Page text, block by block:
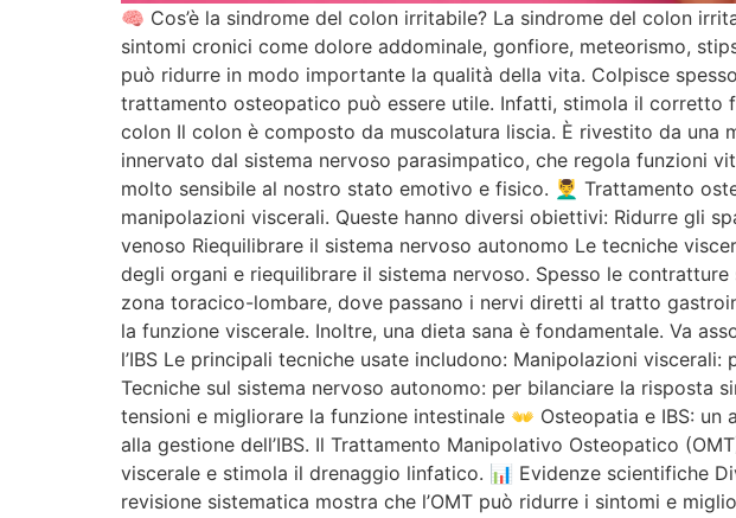
🧠 Cos’è la sindrome del colon irritabile? La sindrome del colon
sintomi cronici come dolore addominale, gonfiore, meteorismo,
può ridurre in modo importante la qualità della vita. Colpisce
trattamento osteopatico può essere utile. Infatti, stimola il
colon Il colon è composto da muscolatura liscia. È rivestito da
innervato dal sistema nervoso parasimpatico, che regola funzioni
molto sensibile al nostro stato emotivo e fisico. 💆‍♂️ Trattamento
manipolazioni viscerali. Queste hanno diversi obiettivi: Ridurre gli
venoso Riequilibrare il sistema nervoso autonomo Le tecniche
degli organi e riequilibrare il sistema nervoso. Spesso le
zona toracico-lombare, dove passano i nervi diretti al tratto
la funzione viscerale. Inoltre, una dieta sana è fondamentale. Va
l’IBS Le principali tecniche usate includono: Manipolazioni
Tecniche sul sistema nervoso autonomo: per bilanciare la risposta
tensioni e migliorare la funzione intestinale 👐 Osteopatia e IBS:
alla gestione dell’IBS. Il Trattamento Manipolativo Osteopatico
viscerale e stimola il drenaggio linfatico. 📊 Evidenze scientifiche
revisione sistematica mostra che l’OMT può ridurre i sintomi e